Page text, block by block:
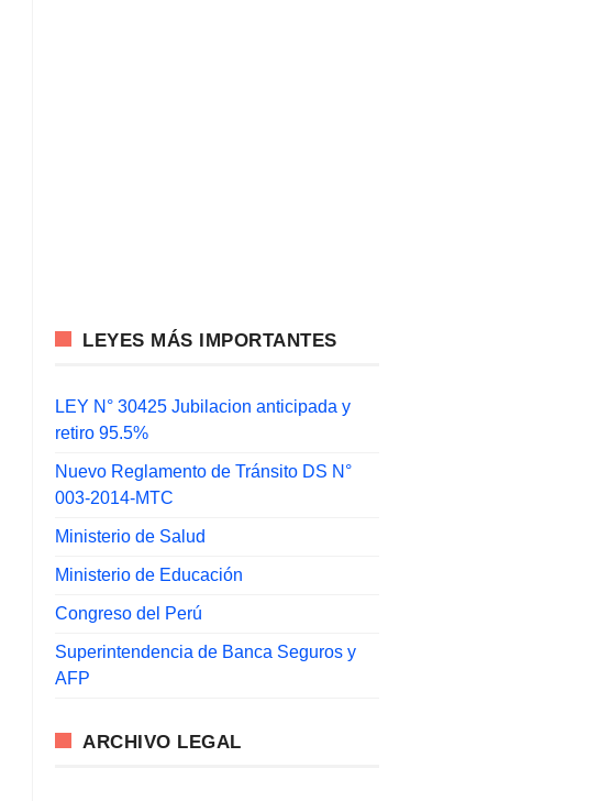
LEYES MÁS IMPORTANTES
LEY N° 30425 Jubilacion anticipada y
retiro 95.5%
Nuevo Reglamento de Tránsito DS N°
003-2014-MTC
Ministerio de Salud
Ministerio de Educación
Congreso del Perú
Superintendencia de Banca Seguros y
AFP
ARCHIVO LEGAL